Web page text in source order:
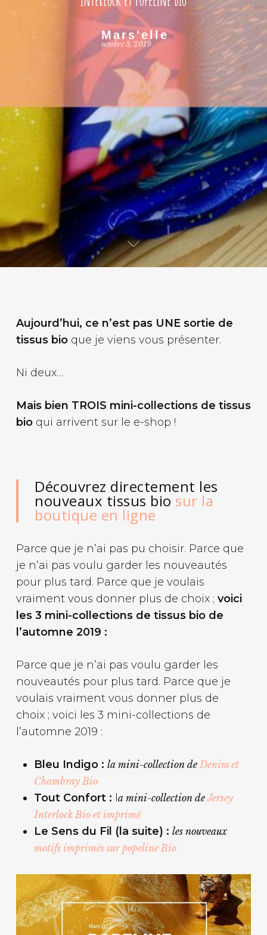
Mars'elle
octobre 3, 2019
Aujourd’hui, ce n’est pas UNE sortie de
tissus bioque je viens vous présenter.
Ni deux…
Mais bien TROIS mini-collections de tissus
bio qui arrivent sur le e-shop !
Découvrez directement les
nouveaux tissus bio sur la
boutique en ligne
Parce que je n’ai pas pu choisir. Parce que
je n’ai pas voulu garder les nouveautés
pour plus tard. Parce que je voulais
vraiment vous donner plus de choix ; voici
les 3 mini-collections de tissus bio de
l’automne 2019 :
Parce que je n’ai pas voulu garder les
nouveautés pour plus tard. Parce que je
voulais vraiment vous donner plus de
choix ; voici les 3 mini-collections de
l’automne 2019 :
Bleu Indigo : la mini-collection deDenim et
Chambray Bio
Tout Confort : a mini-collection deJersey
Interlock Bio et imprimé
Le Sens du Fil (la suite) : les nouveaux
motifs imprimés sur popeline Bio